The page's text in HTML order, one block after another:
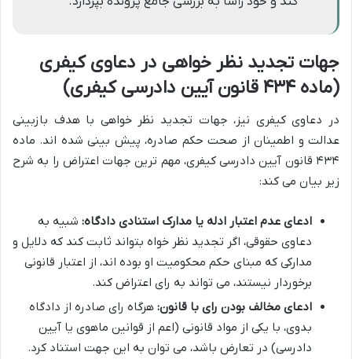
جهات تجدید نظر خواهی در دعاوی کیفری
(ماده ۴۳۴ قانون آیین دادرسی کیفری)
در دعاوی کیفری نیز، جهات تجدید نظر خواهی با هدف بازبینی
عدالت و اطمینان از صحت حکم صادره، پیش بینی شده اند. ماده
۴۳۴ قانون آیین دادرسی کیفری، مهم ترین جهات اعتراض را به شرح
زیر بیان می کند:
ادعای عدم اعتبار ادله یا مدارک استنادی دادگاه: شبیه به
دعاوی حقوقی، اگر تجدید نظر خواه بتواند ثابت کند که دلایل و
مدارکی که مبنای حکم محکومیت او بوده اند، از اعتبار قانونی
برخوردار نیستند، می تواند به رای اعتراض کند.
ادعای مخالف بودن رای با قانون: هرگاه رای صادره از دادگاه
بدوی، با یکی از مواد قانونی (اعم از قوانین ماهوی یا آیین
دادرسی) در تعارض باشد، می توان به این جهت استناد کرد.